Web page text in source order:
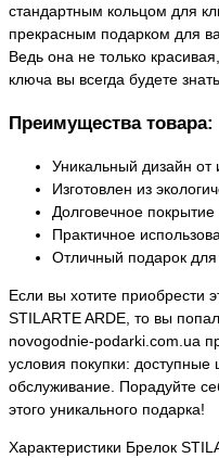
стандартным кольцом для
прекрасным подарком для
Ведь она не только
ключа вы всегда будете
Преимущества товара:
Уникальный дизайн от
Изготовлен из
Долговечное
Практичное
Отличный подарок для
Если вы хотите приобрести
STILARTE ARDE, то вы
novogodnie-podarki.com.ua
условия покупки:
обслуживание. Порадуйте
этого уникального подарка!
Характеристики Брелок